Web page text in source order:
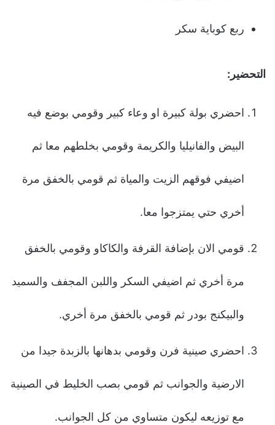
ربع كوباية سكر
التحضير:
احضري بولة كبيرة او وعاء كبير وقومي بوضع فيه
البيض والفانيليا والكريمة وقومي بخلطهم معا ثم
اضيفي فوقهم الزيت والمياة ثم قومي بالخفق مرة
أخري حتي يمتزجوا معا.
قومي الان بإضافة القرفة والكاكاو وقومي بالخفق
مرة أخري ثم اضيفي السكر واللبن المجفف والسميد
والبيكنج بودر ثم قومي بالخفق مرة أخري.
احضري صينية فرن وقومي بدهانها بالزبدة جيدا من
الارضية والجوانب ثم قومي بصب الخليط في الصينية
مع توزيعه ليكون متساوي من كل الجوانب.